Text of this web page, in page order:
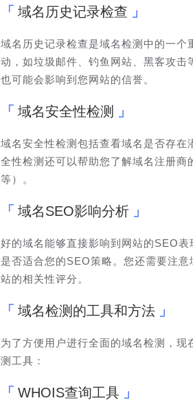
域名历史记录检查
域名历史记录检查是域名检测中的一
动，如垃圾邮件、钓鱼网站、黑客攻
也可能会影响到您网站的信誉。
域名安全性检测
域名安全性检测包括查看域名是否存
全性检测还可以帮助您了解域名注册
等）。
域名SEO影响分析
好的域名能够直接影响到网站的SEO
是否适合您的SEO策略。您还需要注
站的相关性评分。
域名检测的工具和方法
为了方便用户进行全面的域名检测，
测工具：
WHOIS查询工具